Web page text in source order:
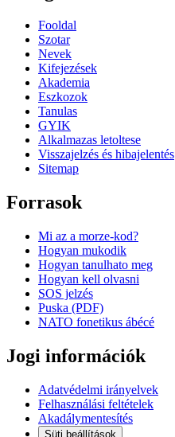
Fooldal
Szotar
Nevek
Kifejezések
Akademia
Eszkozok
Tanulas
GYIK
Alkalmazas letoltese
Visszajelzés és hibajelentés
Sitemap
Forrasok
Mi az a morze-kod?
Hogyan mukodik
Hogyan tanulhato meg
Hogyan kell olvasni
SOS jelzés
Puska (PDF)
NATO fonetikus ábécé
Jogi információk
Adatvédelmi irányelvek
Felhasználási feltételek
Akadálymentesítés
Süti beállítások